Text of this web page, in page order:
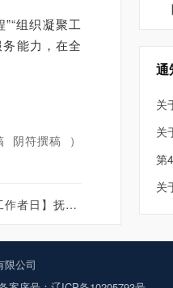
组织凝聚工
能力，在全
阴符撰稿 ）
协开展科学家精神进校园活动
通
限公司